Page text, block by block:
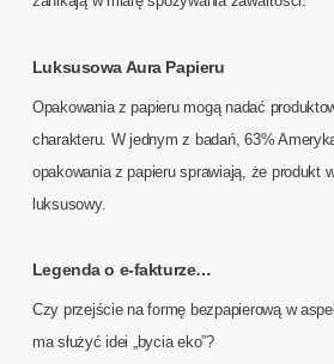
Luksusowa Aura Papieru
Opakowania z papieru mogą nadać
charakteru. W jednym z badań, 63%
opakowania z papieru sprawiają, że produkt
luksusowy​.
Legenda o e-fakturze…
Czy przejście na formę bezpapierową w
ma służyć idei „bycia eko”?